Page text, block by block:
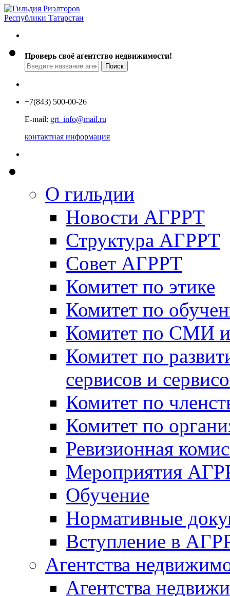
Проверь своё агентство недвижимости!
+7(843) 500-00-26
E-mail: grt_info@mail.ru
контактная информация
О гильдии
Новости АГРРТ
Структура АГРРТ
Совет АГРРТ
Комитет по этике
Комитет по
Комитет по СМИ
Комитет по
сервисов и
Комитет по
Комитет по
Ревизионная
Мероприятия
Обучение
Нормативные
Вступление в
Агентства
Агентства